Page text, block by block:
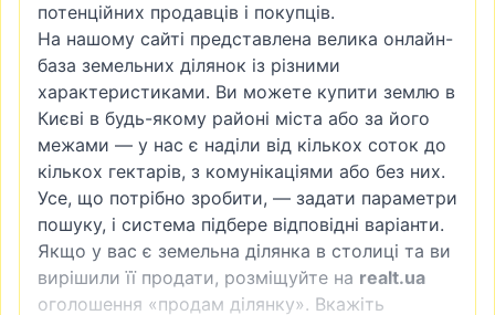
потенційних продавців і покупців.
На нашому сайті представлена велика онлайн-
база земельних ділянок із різними
характеристиками. Ви можете купити землю в
Києві в будь-якому районі міста або за його
межами — у нас є наділи від кількох соток до
кількох гектарів, з комунікаціями або без них.
Усе, що потрібно зробити, — задати параметри
пошуку, і система підбере відповідні варіанти.
Якщо у вас є земельна ділянка в столиці та ви
вирішили її продати, розміщуйте на realt.ua
оголошення «продам ділянку». Вкажіть